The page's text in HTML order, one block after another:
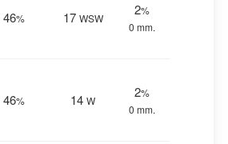
46% 17 WSW
2%
0 mm.
46% 14 W
2%
0 mm.